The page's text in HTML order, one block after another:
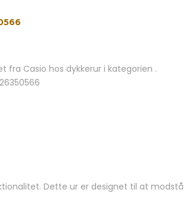
fra Casio hos dykkerur i kategorien .
Dette ur er designet til at